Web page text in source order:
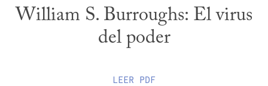
William S. Burroughs: El virus
del poder
LEER PDF